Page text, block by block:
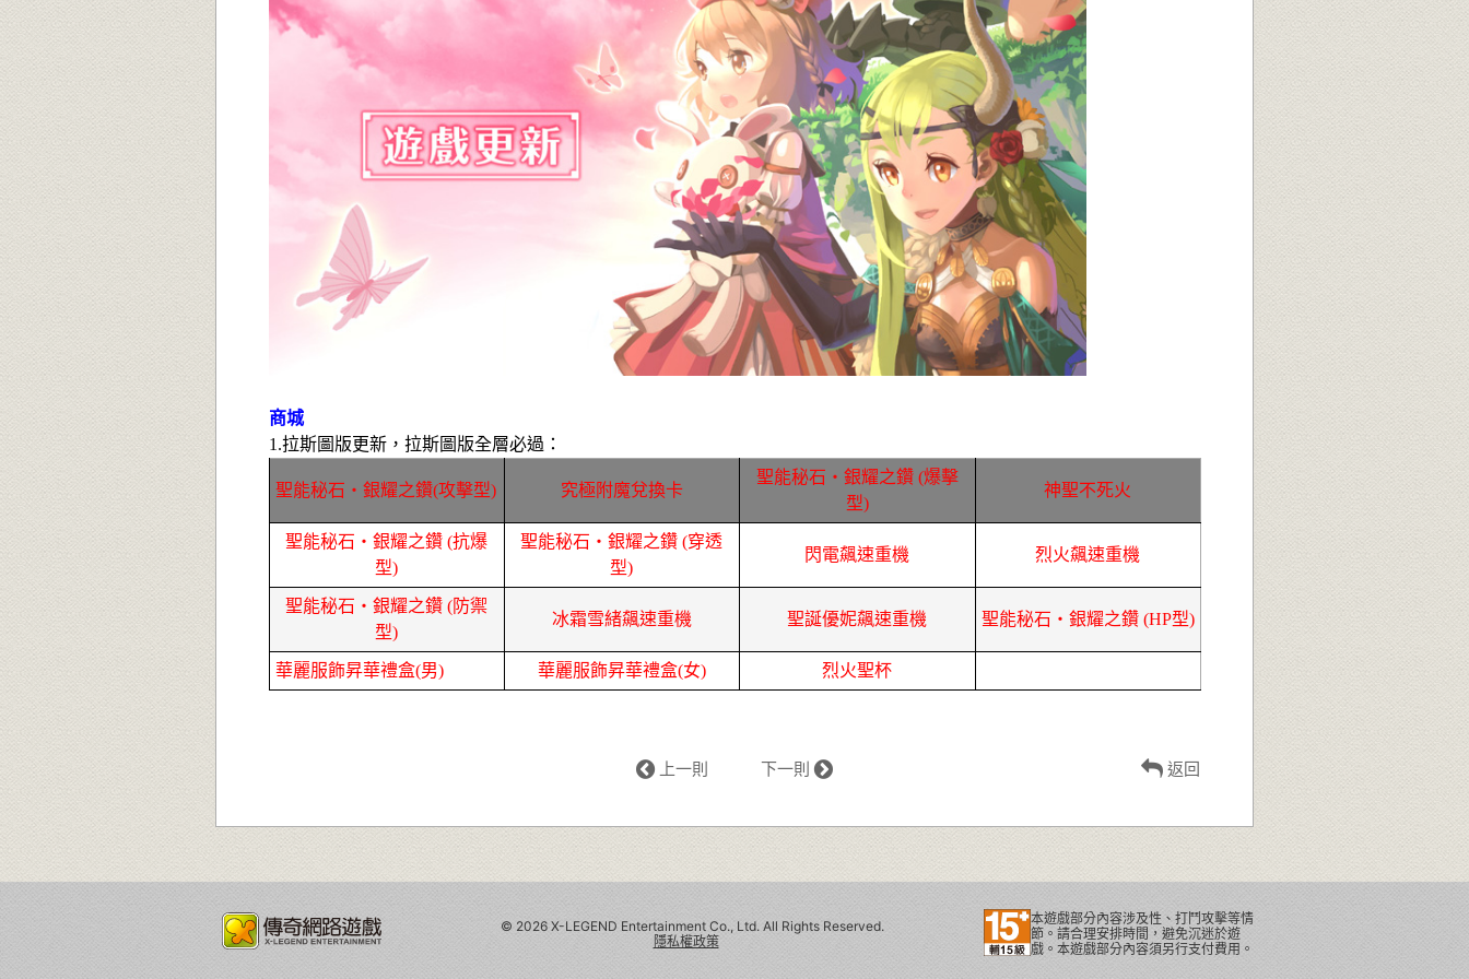
商城
1.拉斯圖版更新，拉斯圖版全層必過：
聖能秘石‧銀耀之鑽(攻擊型) 究極附魔兌換卡
聖能秘石‧銀耀之鑽 (爆擊
型)
神聖不死火
聖能秘石‧銀耀之鑽 (抗爆
型)
聖能秘石‧銀耀之鑽 (穿透
型)
閃電飆速重機 烈火飆速重機
聖能秘石‧銀耀之鑽 (防禦
型)
冰霜雪緒飆速重機 聖誕優妮飆速重機 聖能秘石‧銀耀之鑽 (HP型)
華麗服飾昇華禮盒(男) 華麗服飾昇華禮盒(女) 烈火聖杯
上一則 下一則 返回
© 2026 X-LEGEND Entertainment Co., Ltd. All Rights Reserved.
隱私權政策
本遊戲部分內容涉及性、打鬥攻擊等情
節。請合理安排時間，避免沉迷於遊
戲。本遊戲部分內容須另行支付費用。